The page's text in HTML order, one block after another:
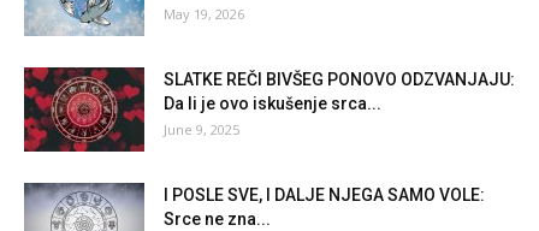
May 19, 2026
SLATKE REČI BIVŠEG PONOVO ODZVANJAJU:
Da li je ovo iskušenje srca...
June 9, 2025
I POSLE SVE, I DALJE NJEGA SAMO VOLE:
Srce ne zna...